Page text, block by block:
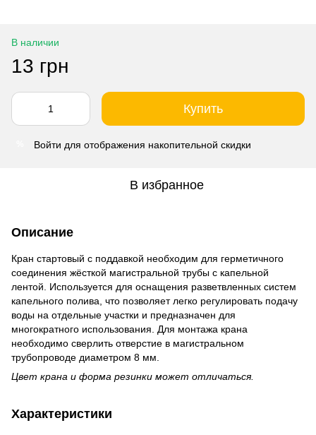
В наличии
13 грн
Купить
Войти для отображения накопительной скидки
В избранное
Описание
Кран стартовый с поддавкой необходим для герметичного
соединения жёсткой магистральной трубы с капельной
лентой. Используется для оснащения разветвленных систем
капельного полива, что позволяет легко регулировать подачу
воды на отдельные участки и предназначен для
многократного использования. Для монтажа крана
необходимо сверлить отверстие в магистральном
трубопроводе диаметром 8 мм.
Цвет крана и форма резинки может отличаться.
Характеристики